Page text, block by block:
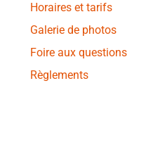
Horaires et tarifs
Galerie de photos
Foire aux questions
Règlements